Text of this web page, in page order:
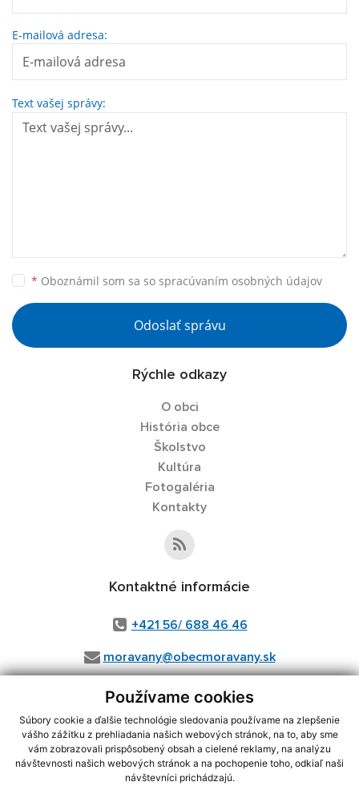
Používame cookies
Súbory cookie a ďalšie technológie sledovania používame na zlepšenie
vášho zážitku z prehliadania našich webových stránok, na to, aby sme
vám zobrazovali prispôsobený obsah a cielené reklamy, na analýzu
návštevnosti našich webových stránok a na pochopenie toho, odkiaľ naši
návštevníci prichádzajú.
E-mailová adresa:
Text vašej správy:
* Oboznámil som sa so spracúvaním osobných údajov
Odoslať správu
Rýchle odkazy
O obci
História obce
Školstvo
Kultúra
Fotogaléria
Kontakty
Kontaktné informácie
+421 56/ 688 46 46
moravany@obecmoravany.sk
využite možnosť získavania aktuálnych informácií s využitím RSS,
CMS systém (redakčný) systém ECHELON 2,Mapa stránok, web portál
webhosting, wbx, s.r.o.,domény,registrácia domény,spoločnosť wbx,
s.r.o.,technický prevádzkovateľ